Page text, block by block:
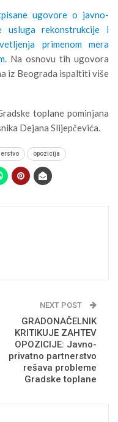
ugovore o javno-
usluga rekonstrukcije i
primenom mera
. Na osnovu tih ugovora
iz Beograda ispaltiti više
toplane pominjana
Dejana Slijepčevića.
opozicija
NEXT POST
GRADONAČELNIK
KRITIKUJE ZAHTEV
OPOZICIJE: Javno-
privatno partnerstvo
rešava probleme
Gradske toplane